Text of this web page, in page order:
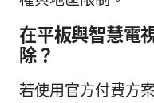
在平板與智慧電
除？
若使用官方付費方